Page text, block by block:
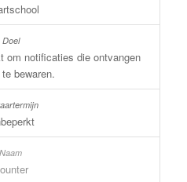
om notificaties die ontvangen
bewaren.